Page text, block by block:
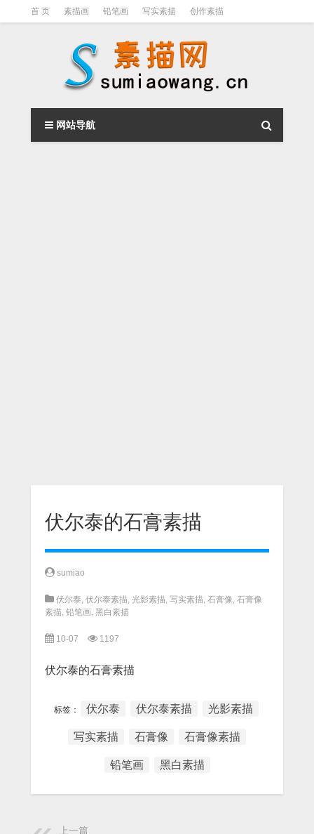
首 页 素描画 铅笔画 写实素描 创作素描
素描视频教程
网站导航
伏尔泰的石膏素描
sumiao
伏尔泰, 伏尔泰素描, 光影素描, 写实素描, 石膏像, 石膏像
素描, 铅笔画, 黑白素描
10-07 1197
伏尔泰的石膏素描
标签： 伏尔泰 伏尔泰素描 光影素描
写实素描 石膏像 石膏像素描
铅笔画 黑白素描
上一篇